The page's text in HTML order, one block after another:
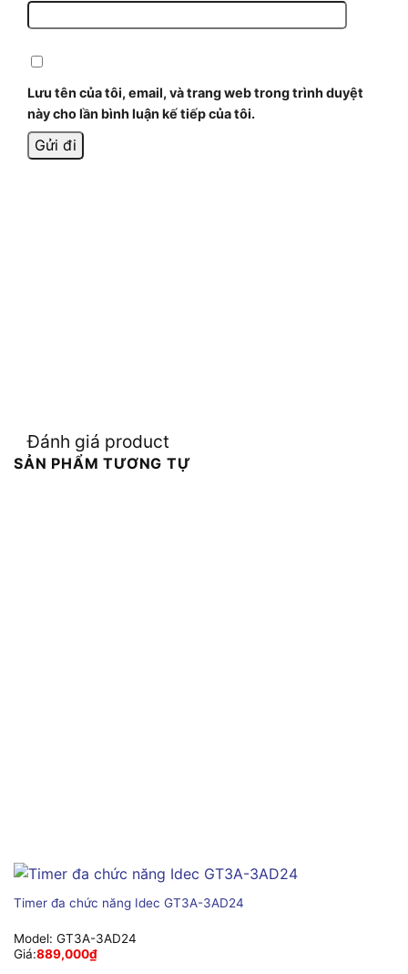
Lưu tên của tôi, email, và trang web trong trình duyệt
này cho lần bình luận kế tiếp của tôi.
Đánh giá product
SẢN PHẨM TƯƠNG TỰ
Timer đa chức năng Idec GT3A-3AD24
Model: GT3A-3AD24
Giá:889,000₫